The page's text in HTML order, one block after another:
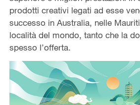
prodotti creativi legati ad esse
successo in Australia, nelle
località del mondo, tanto che la
spesso l’offerta.